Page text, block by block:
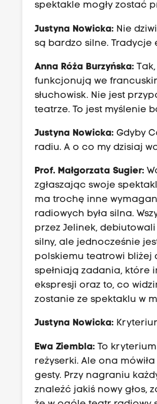
spektakle mogły zostać
Justyna Nowicka: Nie
są bardzo silne. Tradycje
Anna Róża Burzyńska:
funkcjonują we
słuchowisk. Nie jest
teatrze. To jest myślenie
Justyna Nowicka:Gdyby
radiu. A o co my dzisiaj
Prof. Małgorzata Sugier:
zgłaszając swoje
ma trochę inne
radiowych była silna.
przez Jelinek,
silny, ale jednocześnie
polskiemu teatrowi bliżej
spełniają zadania, które
ekspresji oraz to, co
zostanie ze spektaklu w
Justyna Nowicka:
Ewa Ziembla: To
reżyserki. Ale ona
gesty. Przy nagraniu
znaleźć jakiś nowy głos,